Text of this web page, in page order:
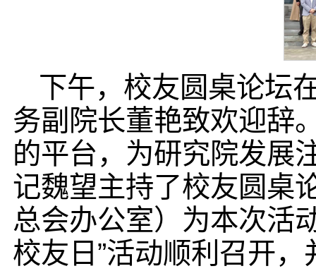
下午，校友圆桌论坛
务副院长董艳致欢迎辞
的平台，为研究院发展
记魏望主持了校友圆桌
总会办公室）为本次活
校友日”活动顺利召开